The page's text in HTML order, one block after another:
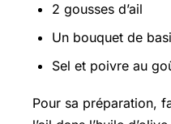
2 gousses d’ail
Un bouquet de
Sel et poivre au
Pour sa préparation,